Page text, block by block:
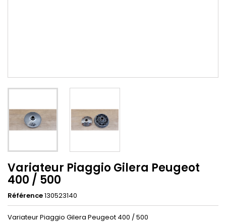
Variateur Piaggio Gilera Peugeot
400 / 500
Référence130523140
Variateur Piaggio Gilera Peugeot 400 / 500